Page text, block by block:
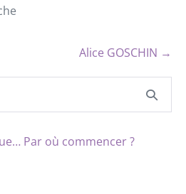
Alice GOSCHIN →
Par où commencer ?